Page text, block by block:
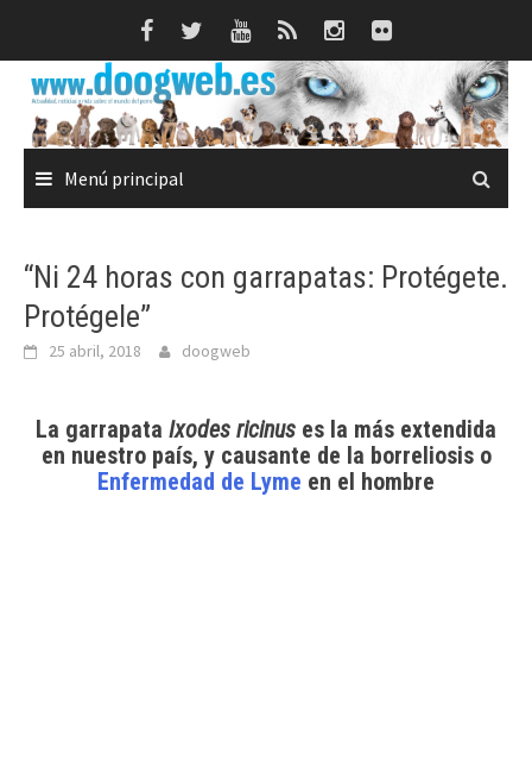
Menú principal
“Ni 24 horas con garrapatas: Protégete.
Protégele”
25 abril, 2018 doogweb
La garrapata Ixodes ricinus es la más extendida
en nuestro país, y causante de la borreliosis o
Enfermedad de Lyme en el hombre